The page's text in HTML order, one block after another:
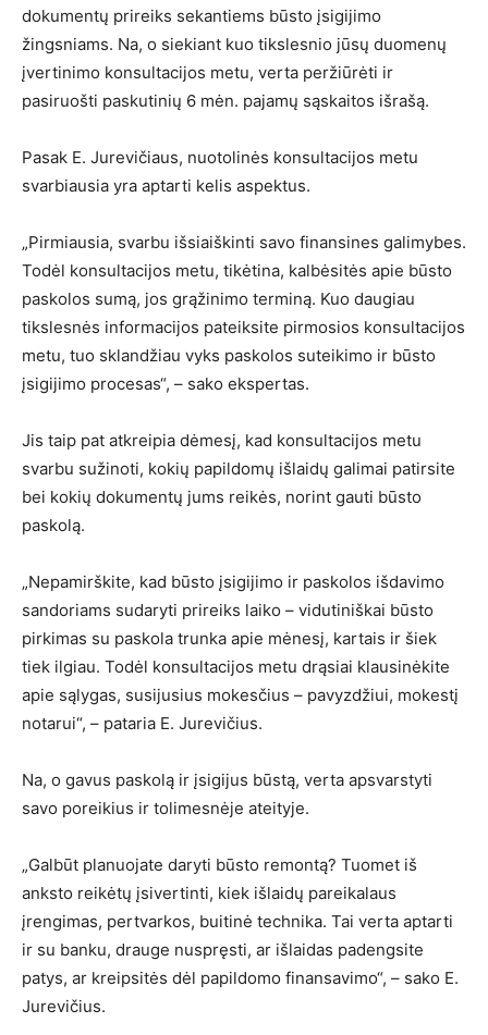
dokumentų prireiks sekantiems būsto įsigijimo
žingsniams. Na, o siekiant kuo tikslesnio jūsų duomenų
įvertinimo konsultacijos metu, verta peržiūrėti ir
pasiruošti paskutinių 6 mėn. pajamų sąskaitos išrašą.
Pasak E. Jurevičiaus, nuotolinės konsultacijos metu
svarbiausia yra aptarti kelis aspektus.
„Pirmiausia, svarbu išsiaiškinti savo finansines galimybes.
Todėl konsultacijos metu, tikėtina, kalbėsitės apie būsto
paskolos sumą, jos grąžinimo terminą. Kuo daugiau
tikslesnės informacijos pateiksite pirmosios konsultacijos
metu, tuo sklandžiau vyks paskolos suteikimo ir būsto
įsigijimo procesas“, – sako ekspertas.
Jis taip pat atkreipia dėmesį, kad konsultacijos metu
svarbu sužinoti, kokių papildomų išlaidų galimai patirsite
bei kokių dokumentų jums reikės, norint gauti būsto
paskolą.
„Nepamirškite, kad būsto įsigijimo ir paskolos išdavimo
sandoriams sudaryti prireiks laiko – vidutiniškai būsto
pirkimas su paskola trunka apie mėnesį, kartais ir šiek
tiek ilgiau. Todėl konsultacijos metu drąsiai klausinėkite
apie sąlygas, susijusius mokesčius – pavyzdžiui, mokestį
notarui“, – pataria E. Jurevičius.
Na, o gavus paskolą ir įsigijus būstą, verta apsvarstyti
savo poreikius ir tolimesnėje ateityje.
„Galbūt planuojate daryti būsto remontą? Tuomet iš
anksto reikėtų įsivertinti, kiek išlaidų pareikalaus
įrengimas, pertvarkos, buitinė technika. Tai verta aptarti
ir su banku, drauge nuspręsti, ar išlaidas padengsite
patys, ar kreipsitės dėl papildomo finansavimo“, – sako E.
Jurevičius.